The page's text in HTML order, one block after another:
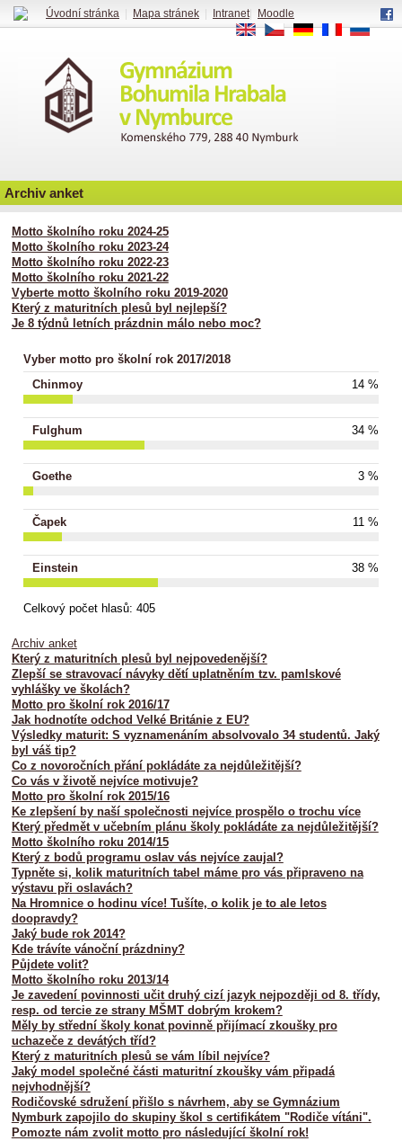
Archiv anket
Motto školního roku 2024-25
Motto školního roku 2023-24
Motto školního roku 2022-23
Motto školního roku 2021-22
Vyberte motto školního roku 2019-2020
Který z maturitních plesů byl nejlepší?
Je 8 týdnů letních prázdnin málo nebo moc?
Vyber motto pro školní rok 2017/2018
Chinmoy
14 %
Fulghum 34 %
Goethe 3 %
Čapek 11 %
Einstein 38 %
Celkový počet hlasů: 405
Archiv anket
Který z maturitních plesů byl nejpovedenější?
Zlepší se stravovací návyky dětí uplatněním tzv. pamlskové
vyhlášky ve školách?
Motto pro školní rok 2016/17
Jak hodnotíte odchod Velké Británie z EU?
Výsledky maturit: S vyznamenáním absolvovalo 34 studentů. Jaký
byl váš tip?
Co z novoročních přání pokládáte za nejdůležitější?
Co vás v životě nejvíce motivuje?
Motto pro školní rok 2015/16
Ke zlepšení by naší společnosti nejvíce prospělo o trochu více
Který předmět v učebním plánu školy pokládáte za nejdůležitější?
Motto školního roku 2014/15
Který z bodů programu oslav vás nejvíce zaujal?
Typněte si, kolik maturitních tabel máme pro vás připraveno na
výstavu při oslavách?
Na Hromnice o hodinu více! Tušíte, o kolik je to ale letos
doopravdy?
Jaký bude rok 2014?
Kde trávíte vánoční prázdniny?
Půjdete volit?
Motto školního roku 2013/14
Je zavedení povinnosti učit druhý cizí jazyk nejpozději od 8. třídy,
resp. od tercie ze strany MŠMT dobrým krokem?
Měly by střední školy konat povinně přijímací zkoušky pro
uchazeče z devátých tříd?
Který z maturitních plesů se vám líbil nejvíce?
Jaký model společné části maturitní zkoušky vám připadá
nejvhodnější?
Rodičovské sdružení přišlo s návrhem, aby se Gymnázium
Nymburk zapojilo do skupiny škol s certifikátem "Rodiče vítáni".
Pomozte nám zvolit motto pro následující školní rok!
Úvodní stránka Mapa stránek Intranet|
Moodle
EN
CS DE FR RU